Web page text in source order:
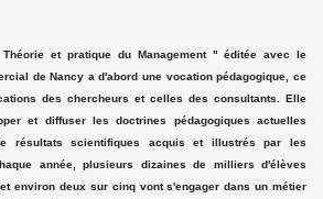
et pratique du Management " éditée avec le
de Nancy a d'abord une vocation pédagogique, ce
des chercheurs et celles des consultants. Elle
et diffuser les doctrines pédagogiques actuelles
résultats scientifiques acquis et illustrés par les
année, plusieurs dizaines de milliers d'élèves
environ deux sur cinq vont s'engager dans un métier